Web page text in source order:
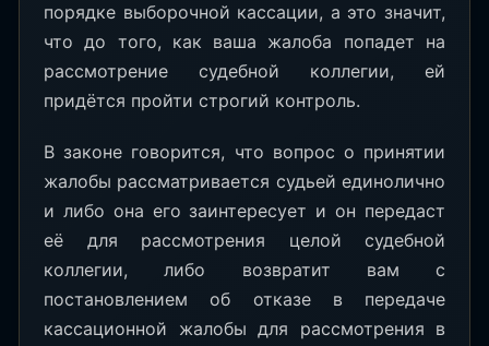
порядке выборочной кассации, а это значит,
что до того, как ваша жалоба попадет на
рассмотрение судебной коллегии, ей
придётся пройти строгий контроль.
В законе говорится, что вопрос о принятии
жалобы рассматривается судьей единолично
и либо она его заинтересует и он передаст
её для рассмотрения целой судебной
коллегии, либо возвратит вам с
постановлением об отказе в передаче
кассационной жалобы для рассмотрения в